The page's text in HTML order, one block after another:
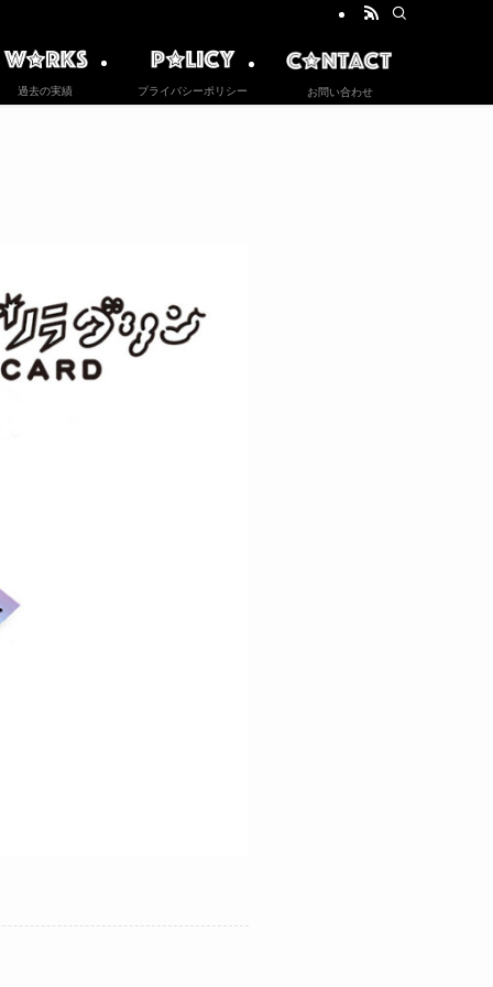
過去の実績 プライバシーポリシー お問い合わせ